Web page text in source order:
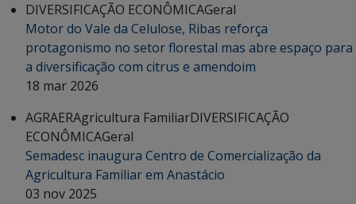
DIVERSIFICAÇÃO ECONÔMICAGeral
Motor do Vale da Celulose, Ribas reforça
protagonismo no setor florestal mas abre espaço para
a diversificação com citrus e amendoim
18 mar 2026
AGRAERAgricultura FamiliarDIVERSIFICAÇÃO
ECONÔMICAGeral
Semadesc inaugura Centro de Comercialização da
Agricultura Familiar em Anastácio
03 nov 2025